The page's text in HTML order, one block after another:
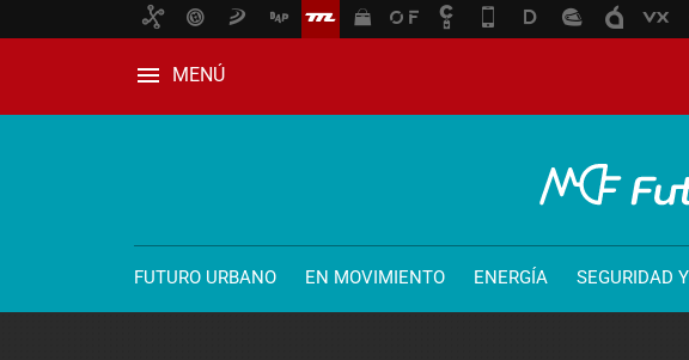
MENÚ
FUTURO URBANO EN MOVIMIENTO ENERGÍA SEGURIDAD